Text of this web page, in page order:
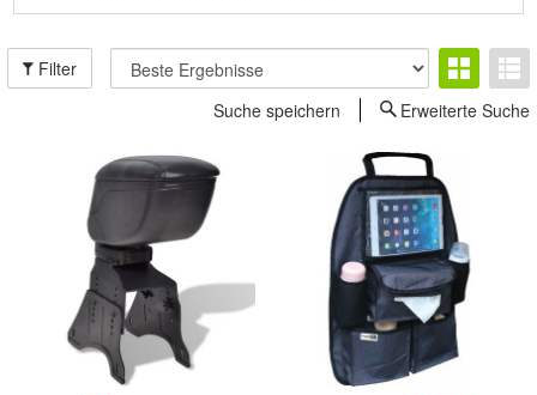
Filter
Suche speichern
Erweiterte Suche